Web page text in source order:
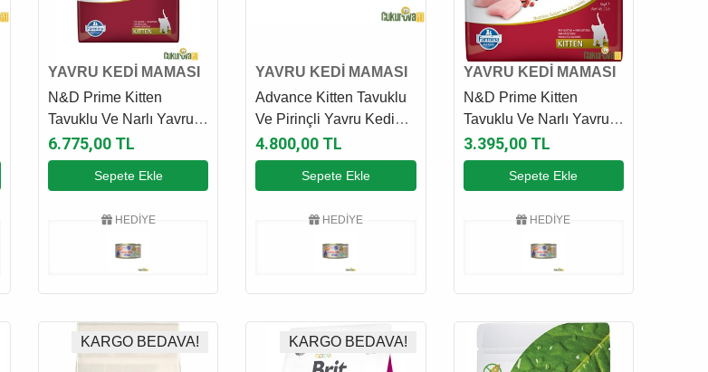
YAVRU KEDİ MAMASI
N&D Prime Kitten
Tavuklu Ve Narlı Yavru
Kedi Maması 10 Kg
6.775,00 TL
Sepete Ekle
HEDİYE
YAVRU KEDİ MAMASI
Advance Kitten Tavuklu
Ve Pirinçli Yavru Kedi
Maması 10 Kg
4.800,00 TL
Sepete Ekle
HEDİYE
YAVRU KEDİ MAMASI
N&D Prime Kitten
Tavuklu Ve Narlı Yavru
Kedi Maması 5 Kg
3.395,00 TL
Sepete Ekle
HEDİYE
KARGO BEDAVA! KARGO BEDAVA!